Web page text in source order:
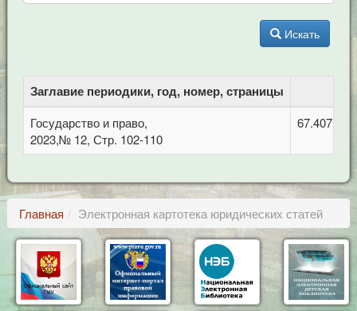
Искать
Заглавие периодики, год, номер, страницы
Государство и право,
2023,№ 12, Стр. 102-110
67.407
Главная Электронная картотека юридических статей